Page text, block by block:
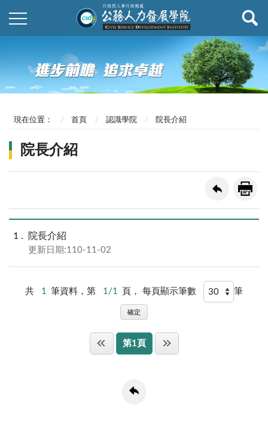
現在位置： 首頁 認識學院 院長介紹
院長介紹
1 院長介紹
更新日期:110-11-02
共 1 筆資料，第 1/1 頁， 每頁顯示筆數 筆
確定
第1頁